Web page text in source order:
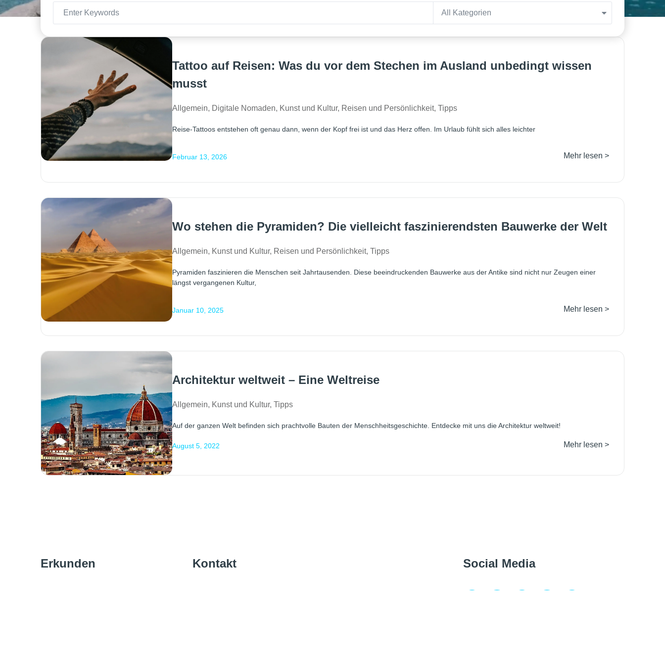
All Kategorien
Tattoo auf Reisen: Was du vor dem Stechen im Ausland unbedingt wissen
musst
Allgemein, Digitale Nomaden, Kunst und Kultur, Reisen und Persönlichkeit, Tipps
Reise-Tattoos entstehen oft genau dann, wenn der Kopf frei ist und das Herz offen. Im Urlaub fühlt sich alles leichter
Februar 13, 2026 Mehr lesen >
Wo stehen die Pyramiden? Die vielleicht faszinierendsten Bauwerke der Welt
Allgemein, Kunst und Kultur, Reisen und Persönlichkeit, Tipps
Pyramiden faszinieren die Menschen seit Jahrtausenden. Diese beeindruckenden Bauwerke aus der Antike sind nicht nur Zeugen einer
längst vergangenen Kultur,
Januar 10, 2025 Mehr lesen >
Architektur weltweit – Eine Weltreise
Allgemein, Kunst und Kultur, Tipps
Auf der ganzen Welt befinden sich prachtvolle Bauten der Menschheitsgeschichte. Entdecke mit uns die Architektur weltweit!
August 5, 2022 Mehr lesen >
Erkunden Kontakt Social Media